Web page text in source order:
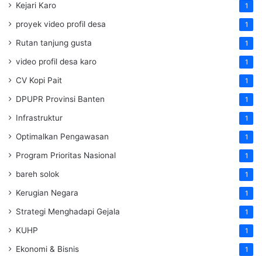
Kejari Karo 1
proyek video profil desa 1
Rutan tanjung gusta 1
video profil desa karo 1
CV Kopi Pait 1
DPUPR Provinsi Banten 1
Infrastruktur 1
Optimalkan Pengawasan 1
Program Prioritas Nasional 1
bareh solok 1
Kerugian Negara 1
Strategi Menghadapi Gejala 1
KUHP 1
Ekonomi & Bisnis 1